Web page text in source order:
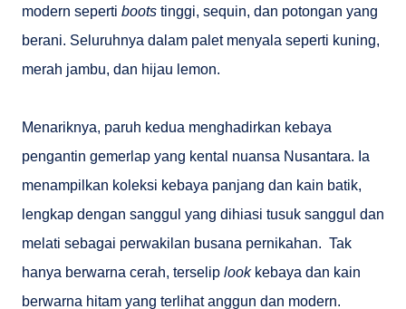
modern seperti boots tinggi, sequin, dan potongan yang
berani. Seluruhnya dalam palet menyala seperti kuning,
merah jambu, dan hijau lemon.
Menariknya, paruh kedua menghadirkan kebaya
pengantin gemerlap yang kental nuansa Nusantara. Ia
menampilkan koleksi kebaya panjang dan kain batik,
lengkap dengan sanggul yang dihiasi tusuk sanggul dan
melati sebagai perwakilan busana pernikahan. Tak
hanya berwarna cerah, terselip lookkebaya dan kain
berwarna hitam yang terlihat anggun dan modern.